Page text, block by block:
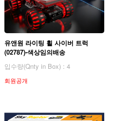
유앤원 라이팅 휠 사이버 트럭
(02787)-색상임의배송
입수량(Qnty in Box) : 4
회원공개